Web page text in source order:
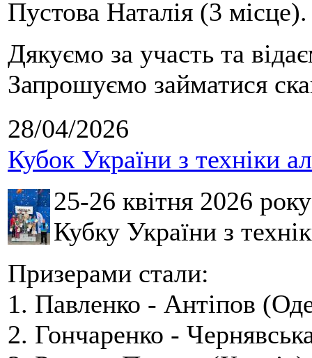
Пустова Наталія (3 місце).
Дякуємо за участь та
Запрошуємо займатися
28/04/2026
Кубок України з техніки
25-26 квітня 2026
Кубку України з
Призерами стали:
1. Павленко - Антіпов
2. Гончаренко -